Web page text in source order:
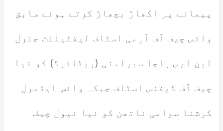
پیمانے پر اکھاڑ بچھاڑ کرتے ہوئے سابق
وائس چیف آف آرمی اسٹاف لیفٹیننٹ جنرل
این ایس راجا سبرامنی (ریٹائرڈ) کو نیا
چیف آف ڈیفنس اسٹاف جبکہ وائس ایڈمرل
کرشنا سوامی ناتھن کو نیا نیول چیف